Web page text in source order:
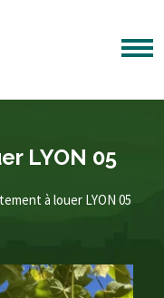
LYON 05
à louer LYON 05